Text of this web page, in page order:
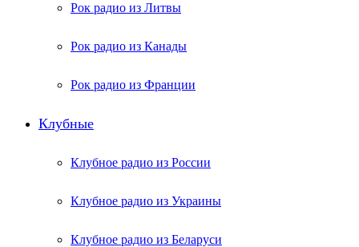
Рок радио из Литвы
Рок радио из Канады
Рок радио из Франции
Клубные
Клубное радио из России
Клубное радио из Украины
Клубное радио из Беларуси